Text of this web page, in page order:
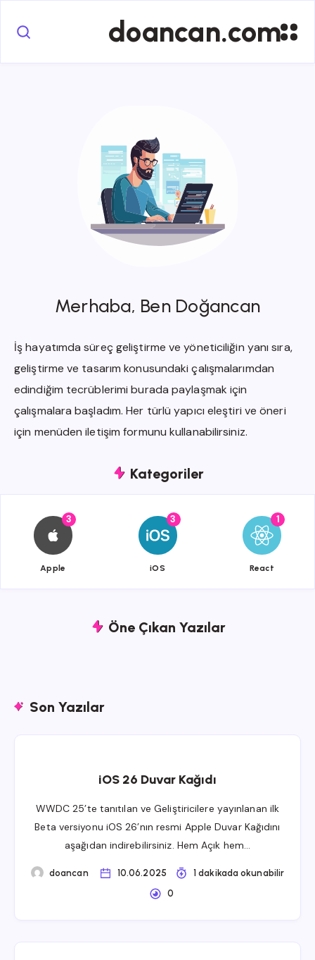
doancan.com
Merhaba, Ben Doğancan
İş hayatımda süreç geliştirme ve yöneticiliğin yanı sıra,
geliştirme ve tasarım konusundaki çalışmalarımdan
edindiğim tecrüblerimi burada paylaşmak için
çalışmalara başladım. Her türlü yapıcı eleştiri ve öneri
için menüden iletişim formunu kullanabilirsiniz.
Kategoriler
3
Apple
{{name}} 3
iOS
{{name}} 1
React
{{name}}
Öne Çıkan Yazılar
Son Yazılar
iOS 26 Duvar Kağıdı
WWDC 25’te tanıtılan ve Geliştiricilere yayınlanan ilk
Beta versiyonu iOS 26’nın resmi Apple Duvar Kağıdını
aşağıdan indirebilirsiniz. Hem Açık hem…
doancan 10.06.2025
1 dakikada okunabilir
0